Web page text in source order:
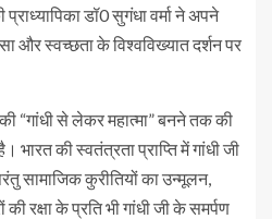
डॉ0 सुगंधा वर्मा ने अपने
और स्वच्छता के विश्वविख्यात दर्शन पर
की “गांधी से लेकर महात्मा” बनने तक की
भारत की स्वतंत्रता प्राप्ति में गांधी जी
सामाजिक कुरीतियों का उन्मूलन,
रक्षा के प्रति भी गांधी जी के समर्पण